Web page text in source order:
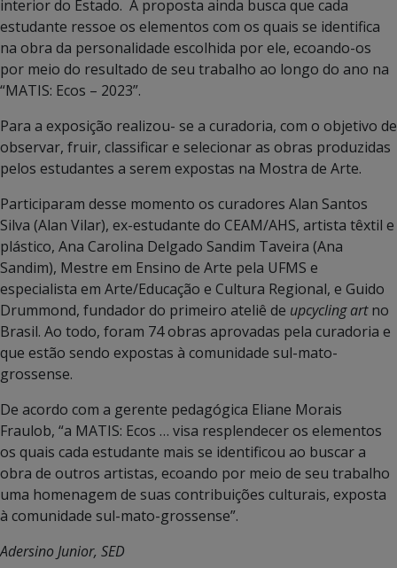
interior do Estado. A proposta ainda busca que cada
estudante ressoe os elementos com os quais se identifica
na obra da personalidade escolhida por ele, ecoando-os
por meio do resultado de seu trabalho ao longo do ano na
“MATIS: Ecos – 2023”.
Para a exposição realizou- se a curadoria, com o objetivo de
observar, fruir, classificar e selecionar as obras produzidas
pelos estudantes a serem expostas na Mostra de Arte.
Participaram desse momento os curadores Alan Santos
Silva (Alan Vilar), ex-estudante do CEAM/AHS, artista têxtil e
plástico, Ana Carolina Delgado Sandim Taveira (Ana
Sandim), Mestre em Ensino de Arte pela UFMS e
especialista em Arte/Educação e Cultura Regional, e Guido
Drummond, fundador do primeiro ateliê de upcycling artno
Brasil. Ao todo, foram 74 obras aprovadas pela curadoria e
que estão sendo expostas à comunidade sul-mato-
grossense.
De acordo com a gerente pedagógica Eliane Morais
Fraulob, “a MATIS: Ecos … visa resplendecer os elementos
os quais cada estudante mais se identificou ao buscar a
obra de outros artistas, ecoando por meio de seu trabalho
uma homenagem de suas contribuições culturais, exposta
à comunidade sul-mato-grossense”.
Adersino Junior, SED